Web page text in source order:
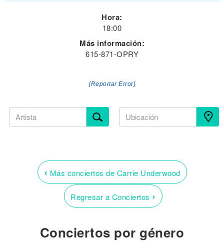
Hora:
18:00
Más información:
615-871-OPRY
[Reportar Error]
‹ Más conciertos de Carrie Underwood
Regresar a Conciertos ›
Conciertos por género